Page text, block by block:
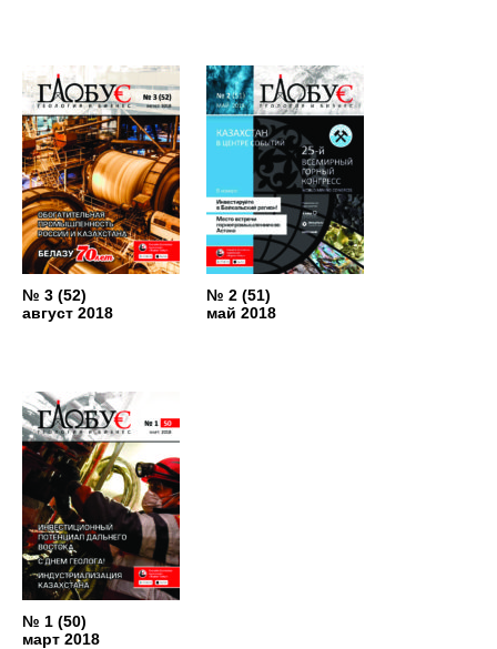
№ 3 (52)
август 2018
№ 2 (51)
май 2018
№ 1 (50)
март 2018